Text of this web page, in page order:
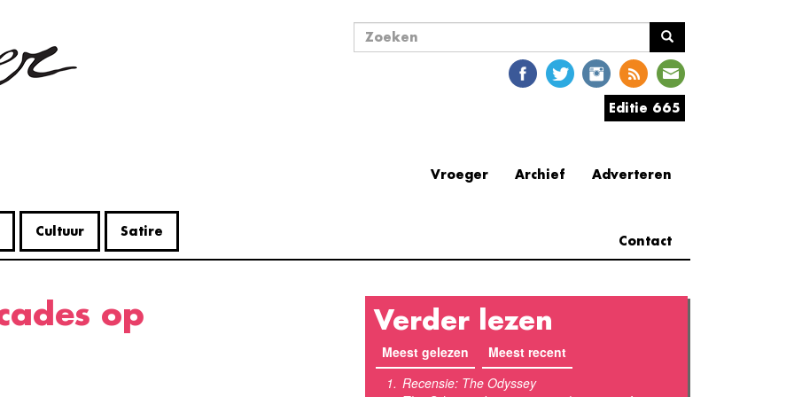
Cultuur Satire
Zoekveld
Editie 665
Adverteren
Archief
Vroeger
Contact
op Verder lezen
Meest gelezen (actieve tabblad)
Meest recent
Recensie: The Odyssey